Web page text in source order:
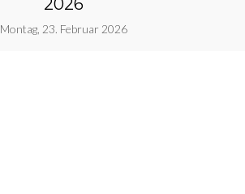
2026
Montag, 23. Februar 2026